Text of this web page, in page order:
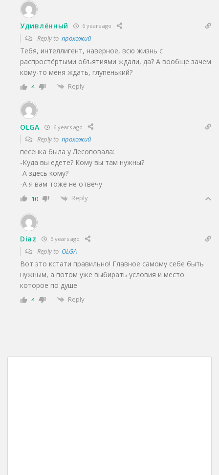
Удивлённый 6 years ago
Reply to прохожий
Тебя, интеллигент, наверное, всю жизнь с
распростёртыми объятиями ждали, да? А вообще зачем
кому-то меня ждать, глупенький?
4 Reply
OLGA 6 years ago
Reply to прохожий
песенка была у Лесоповала:
-Куда вы едете? Кому вы там нужны?
-А здесь кому?
-А я вам тоже не отвечу
10 Reply
Diaz 5 years ago
Reply to OLGA
Вот это кстати правильно! Главное самому себе быть
нужным, а потом уже выбирать условия и место
которое по душе
4 Reply